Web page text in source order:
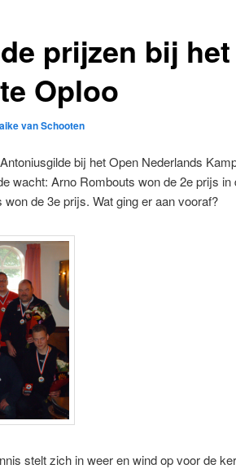
prijzen bij
Oploo
van Schooten
bij het Open Nederlands
wacht: Arno Rombouts won de 2e prijs in
de 3e prijs. Wat ging er aan vooraf?
stelt zich in weer en wind op voor de